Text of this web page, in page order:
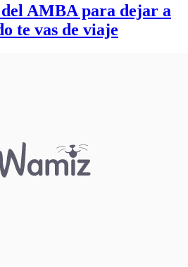
AMBA para dejar a
te vas de viaje